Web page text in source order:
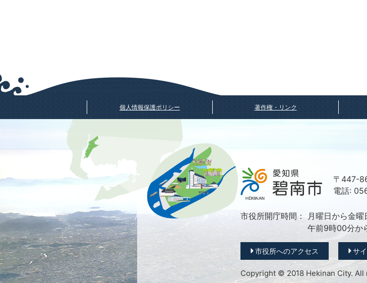
個人情報保護ポリシー 著作権・リンク
〒447-
電話:
市役所開庁時間：
月曜日から金曜
午前9時00分か
市役所へのアクセス サ
Copyright © 2018 Hekinan City.